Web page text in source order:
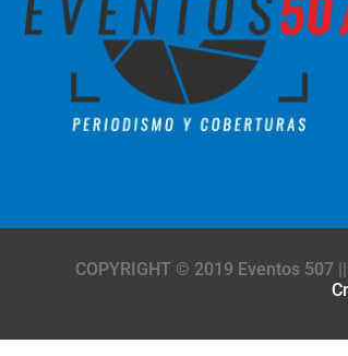
COPYRIGHT © 2019 Eventos 507